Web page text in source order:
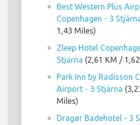
Best Western Plus
Copenhagen - 3
1,43 Miles)
Zleep Hotel
Stjärna (2,61 KM /
Park Inn by Radisson
Airport - 3 Stjärna
Miles)
Dragør Badehotel - 3